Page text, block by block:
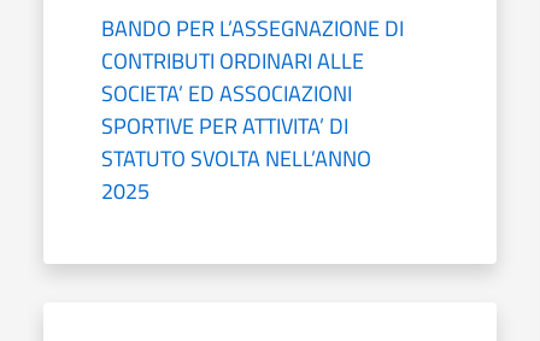
BANDO PER L’ASSEGNAZIONE DI
CONTRIBUTI ORDINARI ALLE
SOCIETA’ ED ASSOCIAZIONI
SPORTIVE PER ATTIVITA’ DI
STATUTO SVOLTA NELL’ANNO
2025